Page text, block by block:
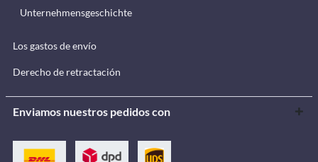
Unternehmensgeschichte
Los gastos de envío
Derecho de retractación
Enviamos nuestros pedidos con